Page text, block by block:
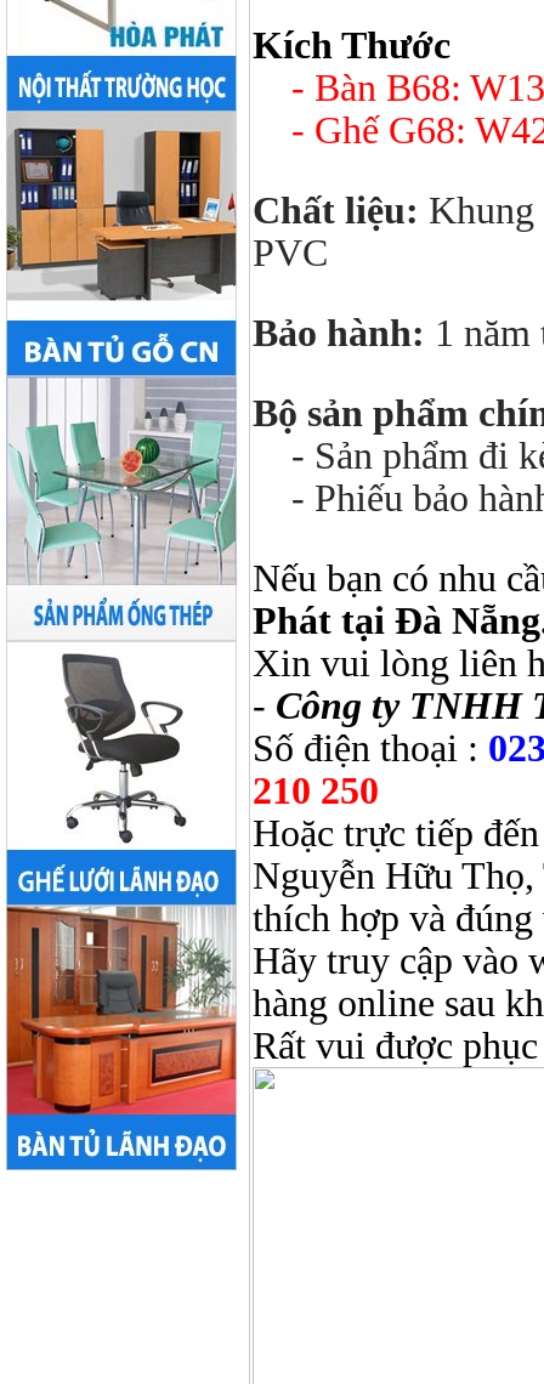
Kích Thước
- Bàn B68:
- Ghế G68:
Chất liệu: Khung
PVC
Bảo hành: 1 năm
Bộ sản phẩm
- Sản phẩm đi
- Phiếu bảo
Nếu bạn có nhu
Phát tại Đà
Xin vui lòng liên
- Công ty TNHH
Số điện thoại :
210 250
Hoặc trực tiếp
Nguyễn Hữu Thọ,
thích hợp và
Hãy truy cập vào
hàng online sau
Rất vui được